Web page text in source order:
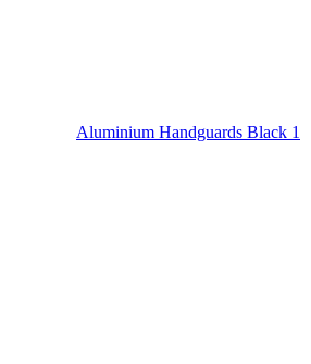
Aluminium Handguards Black 1